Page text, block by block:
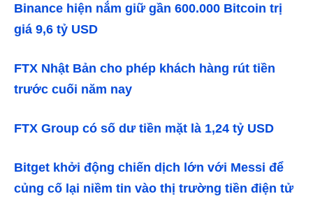
Binance hiện nắm giữ gần 600.000 Bitcoin trị
giá 9,6 tỷ USD
FTX Nhật Bản cho phép khách hàng rút tiền
trước cuối năm nay
FTX Group có số dư tiền mặt là 1,24 tỷ USD
Bitget khởi động chiến dịch lớn với Messi để
củng cố lại niềm tin vào thị trường tiền điện tử